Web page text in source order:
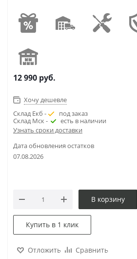
12 990 руб.
Хочу дешевле
Склад Екб -
под заказ
Склад Мск -
есть в наличии
Узнать сроки доставки
Дата обновления остатков
07.08.2026
В корзину
Купить в 1 клик
Отложить Сравнить